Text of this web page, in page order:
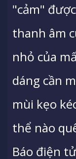
"cảm"
thanh âm
nhỏ của
dáng cần
mùi kẹo
thể nào
Báo điện